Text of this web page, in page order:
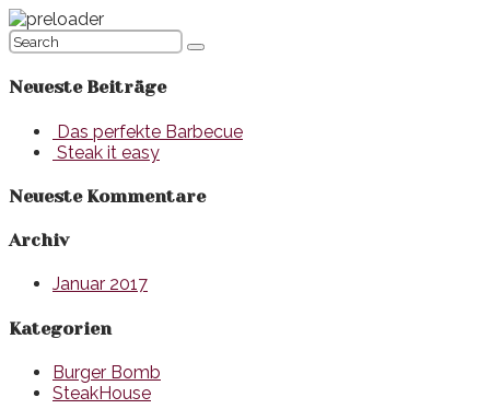
Neueste Beiträge
Das perfekte Barbecue
Steak it easy
Neueste Kommentare
Archiv
Januar 2017
Kategorien
Burger Bomb
SteakHouse